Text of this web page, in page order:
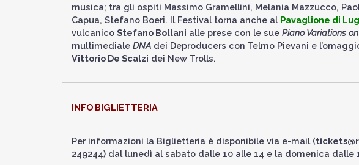
musica; tra gli ospiti Massimo Gramellini, Melania Mazzucco,
Capua, Stefano Boeri. Il Festival torna anche al Pavaglione di
vulcanico Stefano Bollani alle prese con le sue Piano Variations
multimediale DNA dei Deproducers con Telmo Pievani e
Vittorio De Scalzi dei New Trolls.
INFO BIGLIETTERIA
Per informazioni la Biglietteria è disponibile via e-mail (
249244) dal lunedì al sabato dalle 10 alle 14 e la domenica dalle